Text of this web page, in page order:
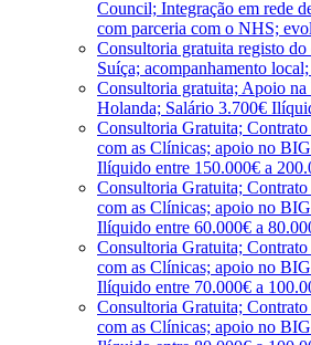
Council; Integração em rede
com parceria com o NHS;
Consultoria gratuita registo
Suíça; acompanhamento
Consultoria gratuita; Apoio
Holanda; Salário 3.700€
Consultoria Gratuita; Contrato
com as Clínicas; apoio no
Ilíquido entre 150.000€ a
Consultoria Gratuita; Contrato
com as Clínicas; apoio no
Ilíquido entre 60.000€ a
Consultoria Gratuita; Contrato
com as Clínicas; apoio no
Ilíquido entre 70.000€ a
Consultoria Gratuita; Contrato
com as Clínicas; apoio no